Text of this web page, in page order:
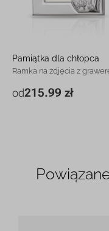
Pamiątka dla chłopca
Ramka na zdjęcia z
od215.99 zł
14,8 x 18,9 cm